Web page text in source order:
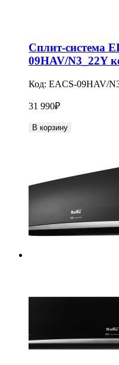
Сплит-система
09HAV/N3_22Y
Код: EACS-09HAV/
31 990₽
В корзину